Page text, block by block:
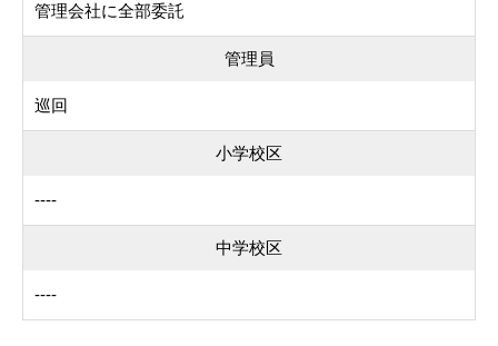
管理会社に全部委託
管理員
巡回
小学校区
----
中学校区
----